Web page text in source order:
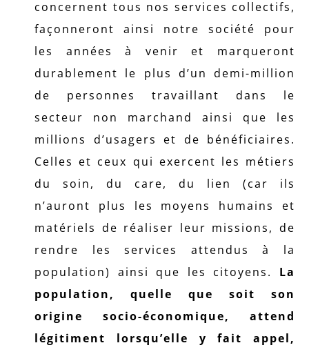
concernent tous nos services collectifs,
façonneront ainsi notre société pour
les années à venir et marqueront
durablement le plus d’un demi-million
de personnes travaillant dans le
secteur non marchand ainsi que les
millions d’usagers et de bénéficiaires.
Celles et ceux qui exercent les métiers
du soin, du care, du lien (car ils
n’auront plus les moyens humains et
matériels de réaliser leur missions, de
rendre les services attendus à la
population) ainsi que les citoyens. La
population, quelle que soit son
origine socio-économique, attend
légitiment lorsqu’elle y fait appel,